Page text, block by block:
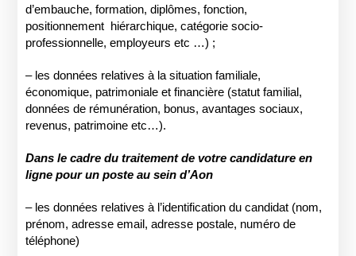
d’embauche, formation, diplômes, fonction,
positionnement
hiérarchique, catégorie socio-
professionnelle, employeurs etc …) ;
– les données relatives à la situation familiale,
économique, patrimoniale et financière (statut familial,
données de rémunération, bonus, avantages sociaux,
revenus, patrimoine etc…).
Dans le cadre du traitement de votre candidature en
ligne pour un poste au sein d’Aon
– les données relatives à l’identification du candidat (nom,
prénom, adresse email, adresse postale, numéro de
téléphone)